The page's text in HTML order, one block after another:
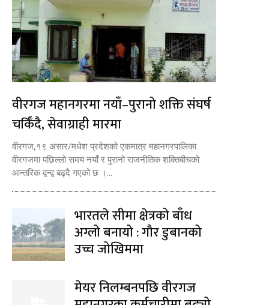
वीरगज महानगरमा नयाँ–पुरानो शक्ति संघर्ष
चर्किँदै, सेवाग्राही मारमा
वीरगज,१९ असार/मधेश प्रदेशको एकमात्र महानगरपालिका
वीरगजमा पछिल्लो समय नयाँ र पुरानो राजनीतिक शक्तिबीचको
आन्तरिक द्वन्द्व बढ्दै गएको छ ।...
भारतले सीमा क्षेत्रको बाँध
अग्लो बनायो : गौर डुबानको
उच्च जोखिममा
मेयर निलम्बनपछि वीरगज